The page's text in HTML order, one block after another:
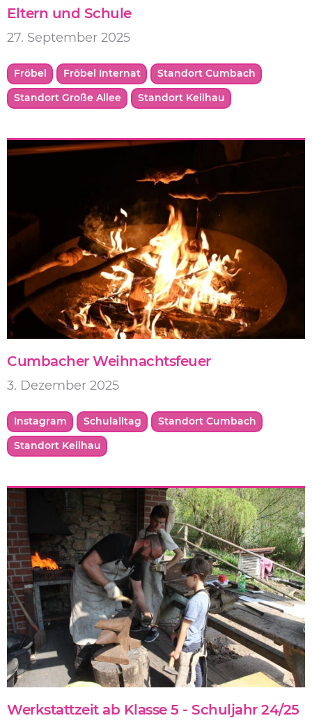
Eltern und Schule
27. September 2025
Fröbel Fröbel Internat
Standort Cumbach
Standort Große Allee
Standort Keilhau
Cumbacher Weihnachtsfeuer
3. Dezember 2025
Instagram Schulalltag
Standort Cumbach
Standort Keilhau
Werkstattzeit ab Klasse 5 - Schuljahr 24/25